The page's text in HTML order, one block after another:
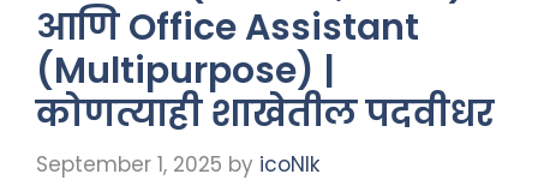
आणि Office Assistant
(Multipurpose) |
कोणत्याही शाखेतील पदवीधर
September 1, 2025 by icoNIk